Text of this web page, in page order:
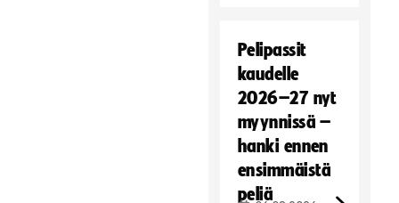
Pelipassit
kaudelle
2026–27 nyt
myynnissä –
hanki ennen
ensimmäistä
peliä